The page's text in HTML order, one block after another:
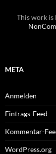
This work is
META
Anmelden
Eintrags-Feed
Kommentar-
WordPress.org